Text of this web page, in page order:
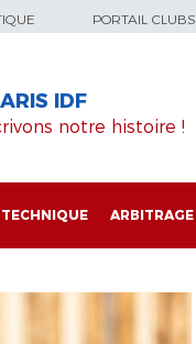
PORTAIL CLUBS
IDF
notre histoire !
TECHNIQUE ARBITRAGE